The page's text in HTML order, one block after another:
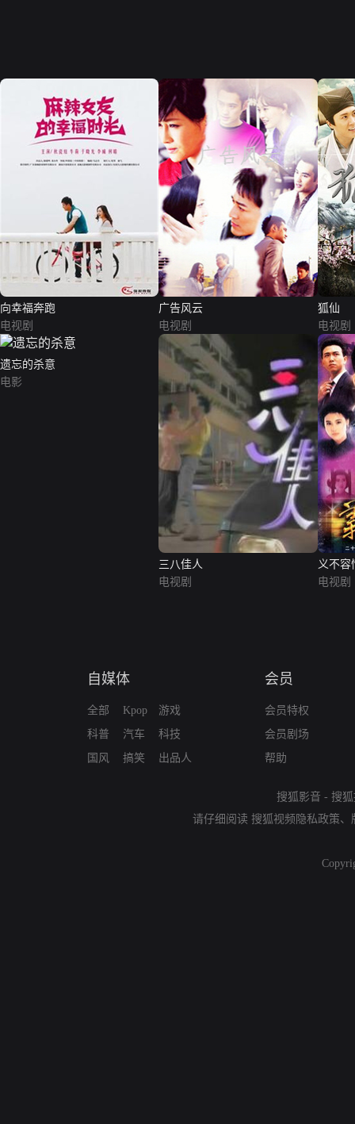
向幸福奔跑
电视剧
广告风云
电视剧
狐仙
电视剧
遗忘的杀意
电影
三八佳人
电视剧
义不容
电视剧
自媒体
全部
科普
国风
Kpop
汽车
搞笑
游戏
科技
出品人
会员
会员特权
会员剧场
帮助
搜狐影音 - 搜
请仔细阅读 搜狐视频隐私政策、